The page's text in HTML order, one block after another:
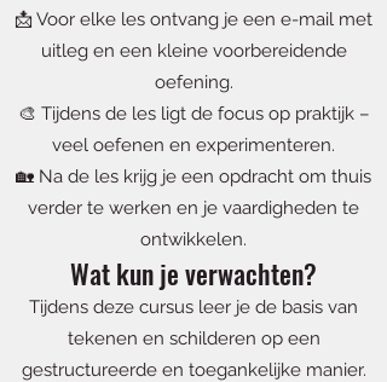
📩 Voor elke les ontvang je een e-mail met
uitleg en een kleine voorbereidende
oefening.
🎨 Tijdens de les ligt de focus op praktijk –
veel oefenen en experimenteren.
🏡 Na de les krijg je een opdracht om thuis
verder te werken en je vaardigheden te
ontwikkelen.
Wat kun je verwachten?
Tijdens deze cursus leer je de basis van
tekenen en schilderen op een
gestructureerde en toegankelijke manier.